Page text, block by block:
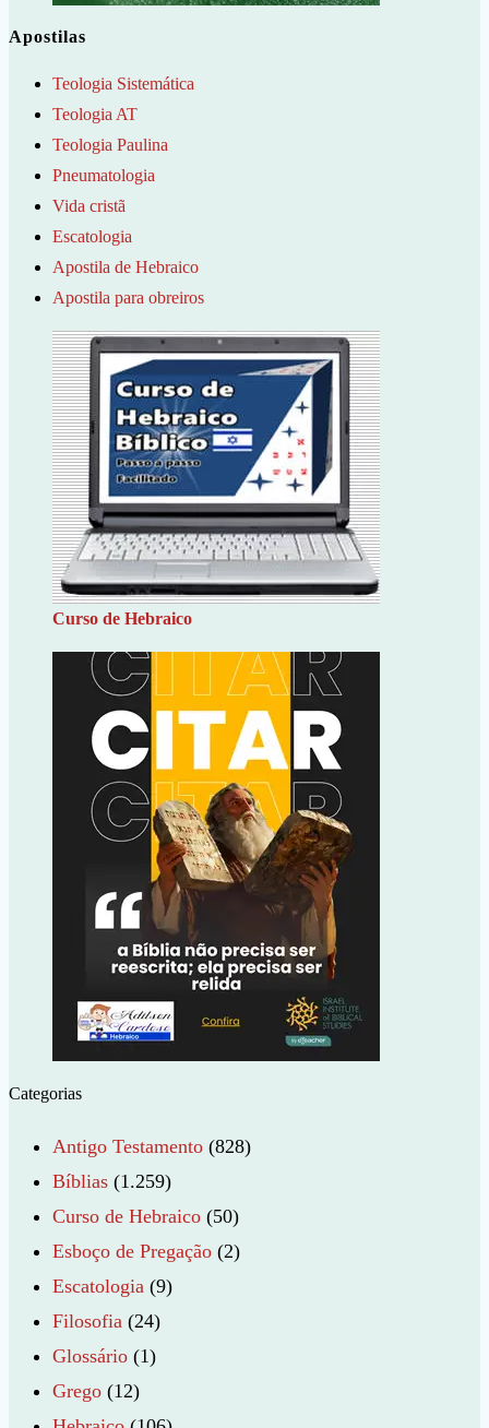
Apostilas
Teologia Sistemática
Teologia AT
Teologia Paulina
Pneumatologia
Vida cristã
Escatologia
Apostila de Hebraico
Apostila para obreiros
Curso de Hebraico
Categorias
Antigo Testamento (828)
Bíblias (1.259)
Curso de Hebraico (50)
Esboço de Pregação (2)
Escatologia (9)
Filosofia (24)
Glossário (1)
Grego (12)